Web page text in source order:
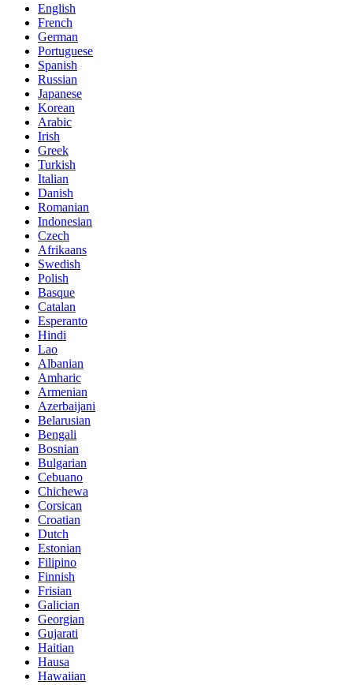
English
French
German
Portuguese
Spanish
Russian
Japanese
Korean
Arabic
Irish
Greek
Turkish
Italian
Danish
Romanian
Indonesian
Czech
Afrikaans
Swedish
Polish
Basque
Catalan
Esperanto
Hindi
Lao
Albanian
Amharic
Armenian
Azerbaijani
Belarusian
Bengali
Bosnian
Bulgarian
Cebuano
Chichewa
Corsican
Croatian
Dutch
Estonian
Filipino
Finnish
Frisian
Galician
Georgian
Gujarati
Haitian
Hausa
Hawaiian